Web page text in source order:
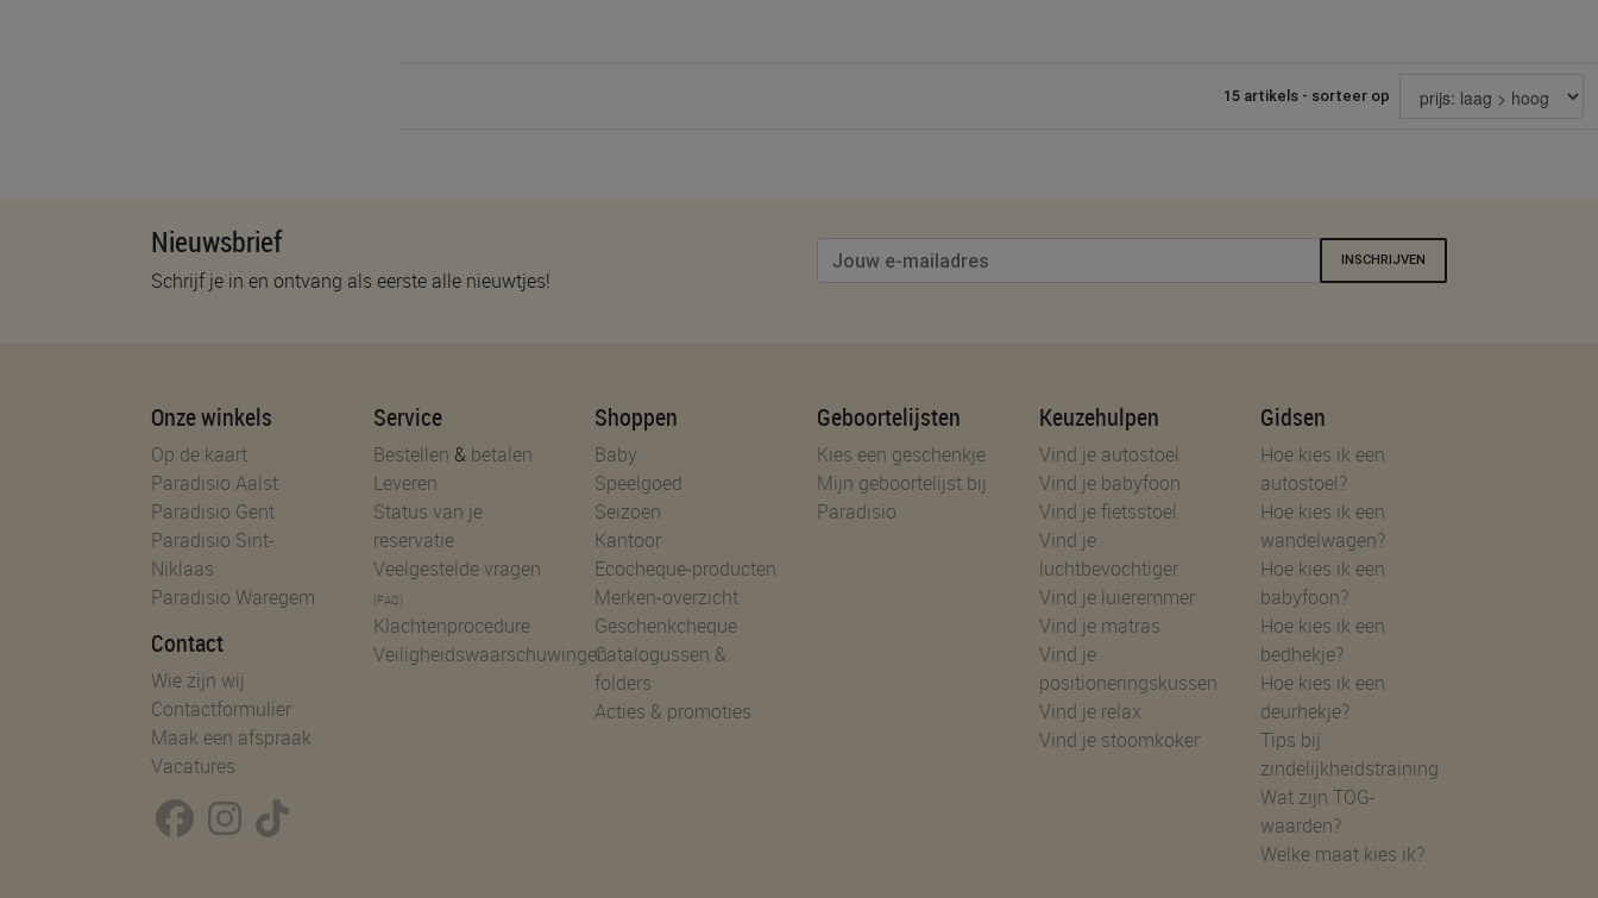
15 artikels - sorteer op
Nieuwsbrief
Schrijf je in en ontvang als eerste alle nieuwtjes!
INSCHRIJVEN
Onze winkels
Op de kaart
Paradisio Aalst
Paradisio Gent
Paradisio Sint-
Niklaas
Paradisio Waregem
Contact
Wie zijn wij
Contactformulier
Maak een afspraak
Vacatures
Service
Bestellen & betalen
Leveren
Status van je
reservatie
Veelgestelde vragen
(FAQ)
Klachtenprocedure
Veiligheidswaarschuwingen
Shoppen
Baby
Speelgoed
Seizoen
Kantoor
Ecocheque-producten
Merken-overzicht
Geschenkcheque
Catalogussen &
folders
Acties & promoties
Geboortelijsten
Kies een geschenkje
Mijn geboortelijst bij
Paradisio
Keuzehulpen
Vind je autostoel
Vind je babyfoon
Vind je fietsstoel
Vind je
luchtbevochtiger
Vind je luieremmer
Vind je matras
Vind je
positioneringskussen
Vind je relax
Vind je stoomkoker
Gidsen
Hoe kies ik een
autostoel?
Hoe kies ik een
wandelwagen?
Hoe kies ik een
babyfoon?
Hoe kies ik een
bedhekje?
Hoe kies ik een
deurhekje?
Tips bij
zindelijkheidstraining
Wat zijn TOG-
waarden?
Welke maat kies ik?